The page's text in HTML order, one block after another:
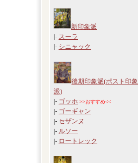
新印象派
|- スーラ
|- シニャック
後期印象派(ポスト印象
派)
|- ゴッホ >>おすすめ<<
|- ゴーギャン
|- セザンヌ
|- ルソー
|- ロートレック